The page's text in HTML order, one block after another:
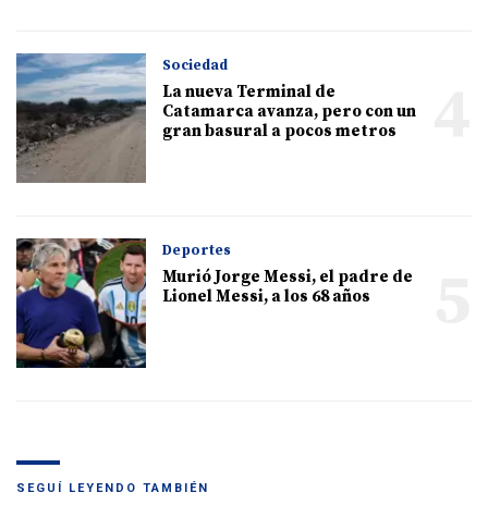
Sociedad
La nueva Terminal de
Catamarca avanza, pero con un
gran basural a pocos metros
Deportes
Murió Jorge Messi, el padre de
Lionel Messi, a los 68 años
SEGUÍ LEYENDO TAMBIÉN